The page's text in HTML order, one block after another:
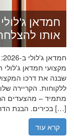
חמדאן
אותו
מקצועי חמדאן
שבנה את דרכו
ללקוחות. הקריירה
מתמיד – מהצעדים
בכירים. הבנת הדרך שעבר חמדאן ג'לולי מספקת […]
קרא עוד